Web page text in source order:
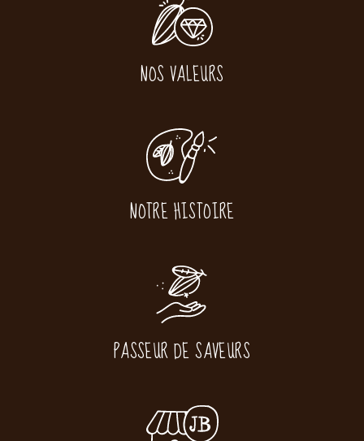
NOS VALEURS
NOTRE HISTOIRE
PASSEUR DE SAVEURS